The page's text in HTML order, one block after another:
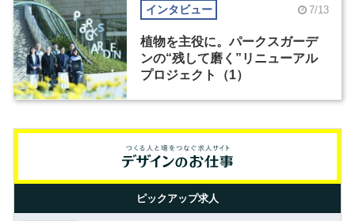
インタビュー 7/13
植物を主役に。パークスガーデ
ンの“残して磨く”リニューアル
プロジェクト（1）
ピックアップ求人